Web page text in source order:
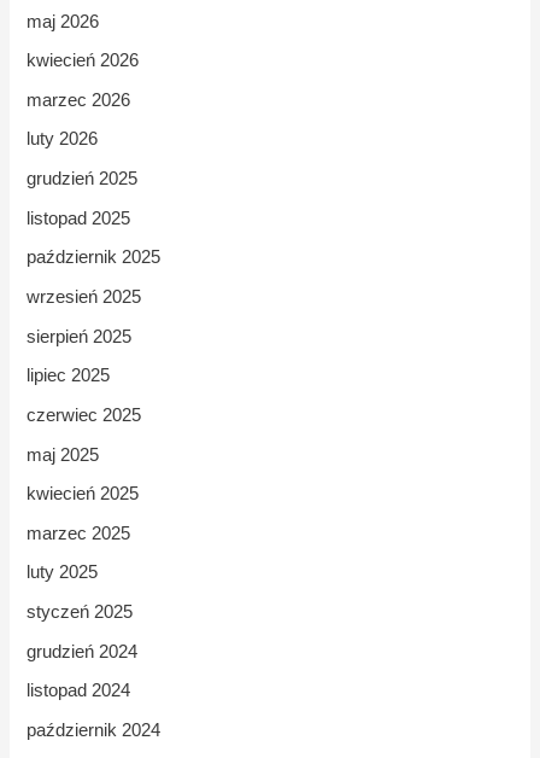
maj 2026
kwiecień 2026
marzec 2026
luty 2026
grudzień 2025
listopad 2025
październik 2025
wrzesień 2025
sierpień 2025
lipiec 2025
czerwiec 2025
maj 2025
kwiecień 2025
marzec 2025
luty 2025
styczeń 2025
grudzień 2024
listopad 2024
październik 2024